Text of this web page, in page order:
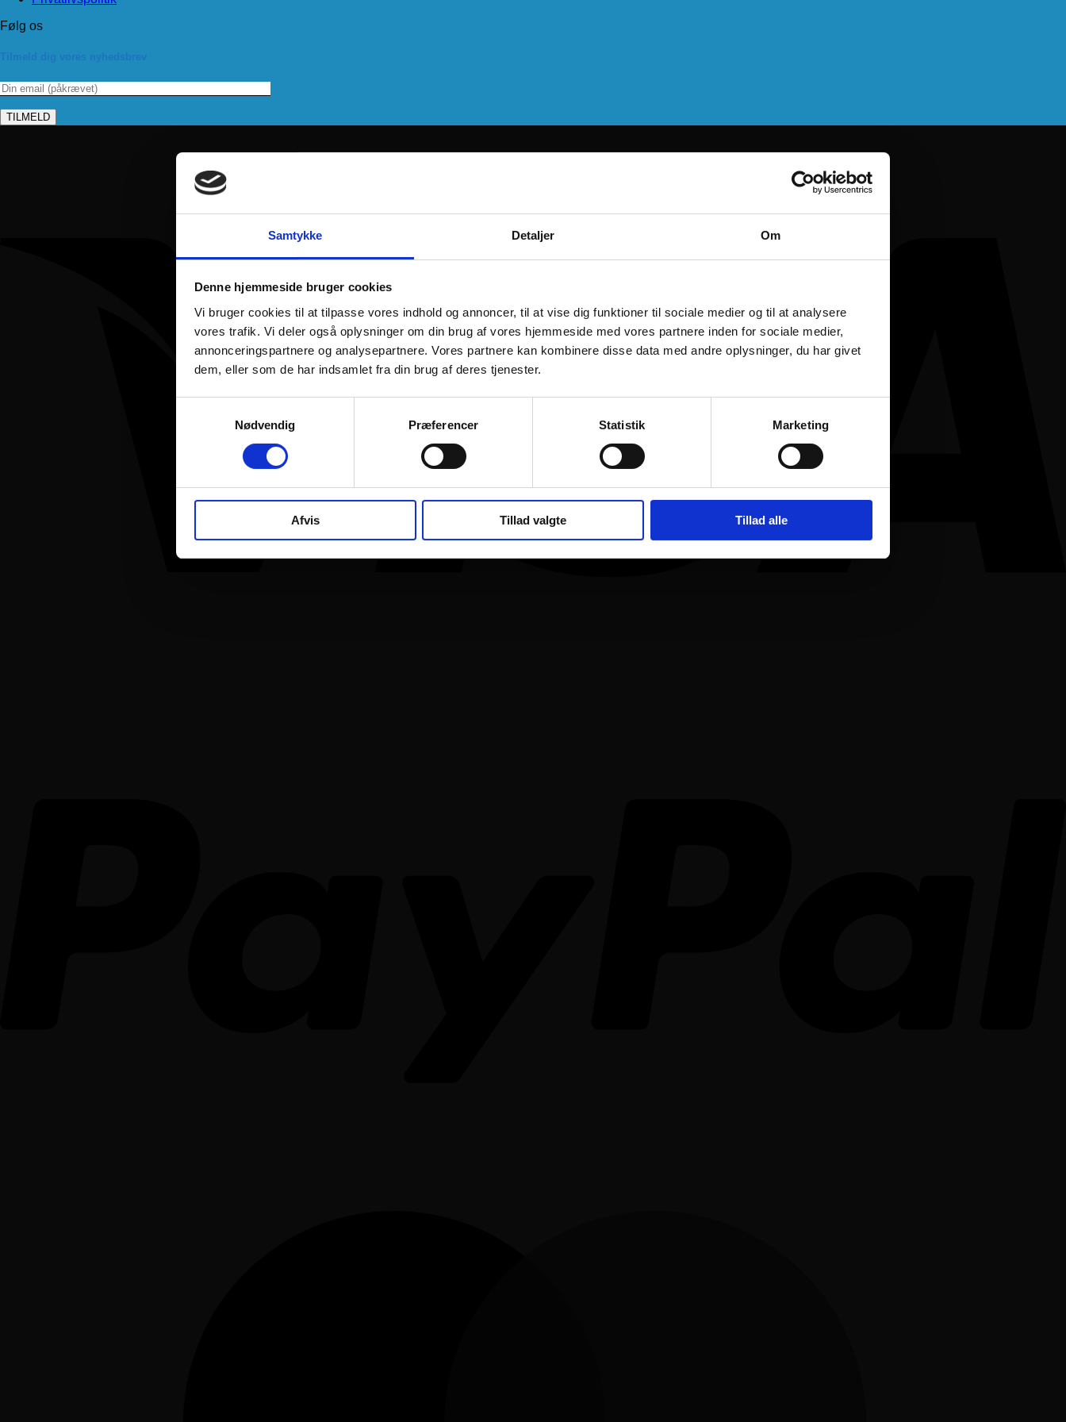
Samtykke Detaljer Om
Denne hjemmeside bruger cookies
Vi bruger cookies til at tilpasse vores indhold og annoncer, til at vise dig funktioner til sociale medier og til at analysere
vores trafik. Vi deler også oplysninger om din brug af vores hjemmeside med vores partnere inden for sociale medier,
annonceringspartnere og analysepartnere. Vores partnere kan kombinere disse data med andre oplysninger, du har givet
dem, eller som de har indsamlet fra din brug af deres tjenester.
Nødvendig
Præferencer Statistik Marketing
Afvis Tillad valgte Tillad alle
Følg os
Tilmeld dig vores nyhedsbrev